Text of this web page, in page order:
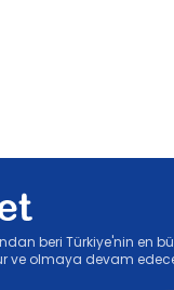
beri Türkiye'nin en
ve olmaya devam